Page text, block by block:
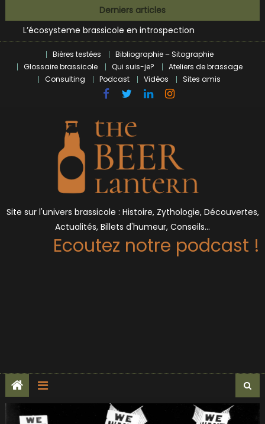
to
content
Derniers articles
Bières et célébrités
L’écosysteme brassicole en introspection
Zoumaï : pionnier de la révolution craft à Marseille
L’intelligence artificielle dans le milieu brassicole
BrewDog racheté par Tilray pour une bouchée de pain ?
Bières et célébrités
Bières testées
Bibliographie – Sitographie
Glossaire brassicole
Qui suis-je?
Ateliers de brassage
Consulting
Podcast Vidéos Sites amis
Site sur l'univers brassicole : Histoire, Zythologie, Découvertes,
Actualités, Billets d'humeur, Conseils…
Ecoutez notre podcast !